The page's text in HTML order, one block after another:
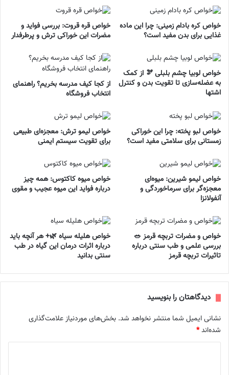
خواص کره بادام زمینی: چرا این ماده
غذایی برای بدن مفید است؟
خواص قره قروت: بررسی فواید و
مضرات این خوراکی ترش و پرطرفدار
خواص لوبیا چشم بلبلی 🫘 از کمک
به عضله‌سازی تا تقویت بدن و کنترل
اشتها
از کجا کیف مدرسه بخریم؟ راهنمای
انتخاب فروشگاه
خواص لبو پخته: چرا این خوراکی
زمستانی برای سلامتی مفید است؟
خواص لیمو ترش: معجزه‌ای طبیعی
برای تقویت سیستم ایمنی
خواص لیمو شیرین: میوه‌ای
معجزه‌گر برای سرماخوردگی و
آنفولانزا
خواص میوه کاکتوس: همه چیز
درباره فواید این میوه عجیب و مقوی
خواص و مضرات تربچه قرمز 🥗
بررسی علمی و طب سنتی درباره
تاثیرات تربچه قرمز
خواص هلیله سیاه 🌿+ هر آنچه باید
درباره اثرات درمان این گیاه در طب
سنتی بدانید
دیدگاهتان را بنویسید
نشانی ایمیل شما منتشر نخواهد شد. بخش‌های موردنیاز علامت‌گذاری
شده‌اند*